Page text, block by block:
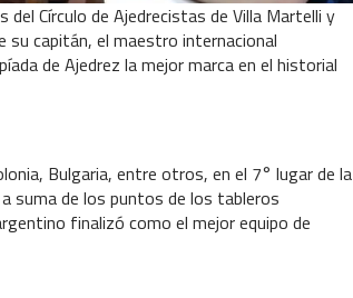
Círculo de Ajedrecistas de Villa Martelli y
su capitán, el maestro internacional
de Ajedrez la mejor marca en el historial
Bulgaria, entre otros, en el 7° lugar de la
suma de los puntos de los tableros
finalizó como el mejor equipo de